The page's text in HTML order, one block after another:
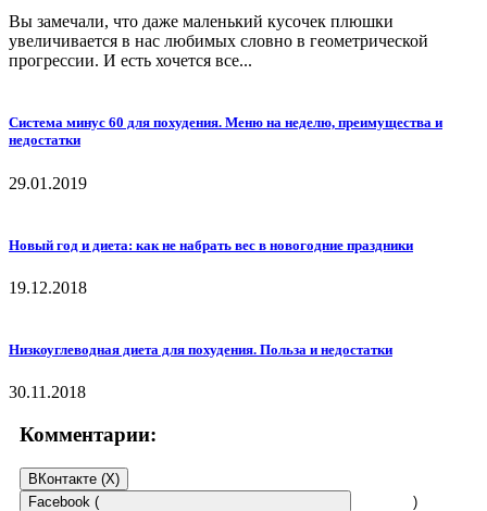
Вы замечали, что даже маленький кусочек плюшки
увеличивается в нас любимых словно в геометрической
прогрессии. И есть хочется все...
Система минус 60 для похудения. Меню на неделю, преимущества и
недостатки
29.01.2019
Новый год и диета: как не набрать вес в новогодние праздники
19.12.2018
Низкоуглеводная диета для похудения. Польза и недостатки
30.11.2018
Комментарии:
ВКонтакте (X)
Facebook (
)